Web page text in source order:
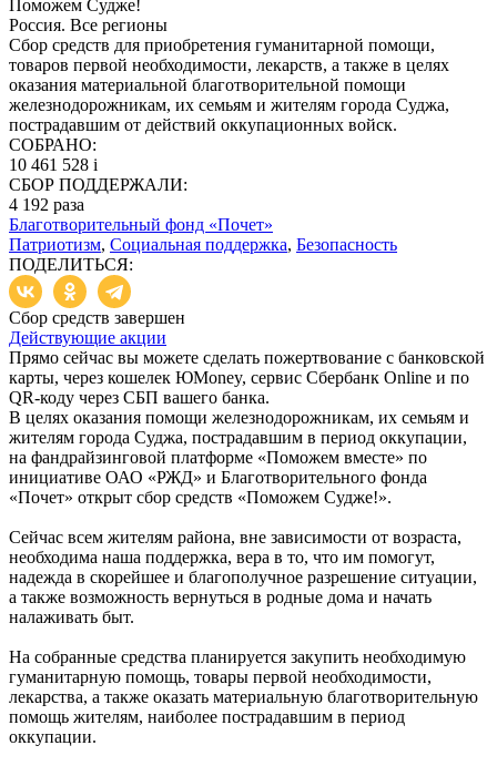
Поможем Судже!
Россия. Все регионы
Сбор средств для приобретения гуманитарной помощи,
товаров первой необходимости, лекарств, а также в целях
оказания материальной благотворительной помощи
железнодорожникам, их семьям и жителям города Суджа,
пострадавшим от действий оккупационных войск.
СОБРАНО:
10 461 528 i
СБОР ПОДДЕРЖАЛИ:
4 192 раза
Благотворительный фонд «Почет»
Патриотизм, Социальная поддержка, Безопасность
ПОДЕЛИТЬСЯ:
Сбор средств завершен
Действующие акции
Прямо сейчас вы можете сделать пожертвование с банковской
карты, через кошелек ЮMoney, сервис Сбербанк Online и по
QR-коду через СБП вашего банка.
В целях оказания помощи железнодорожникам, их семьям и
жителям города Суджа, пострадавшим в период оккупации,
на фандрайзинговой платформе «Поможем вместе» по
инициативе ОАО «РЖД» и Благотворительного фонда
«Почет» открыт сбор средств «Поможем Судже!».
Сейчас всем жителям района, вне зависимости от возраста,
необходима наша поддержка, вера в то, что им помогут,
надежда в скорейшее и благополучное разрешение ситуации,
а также возможность вернуться в родные дома и начать
налаживать быт.
На собранные средства планируется закупить необходимую
гуманитарную помощь, товары первой необходимости,
лекарства, а также оказать материальную благотворительную
помощь жителям, наиболее пострадавшим в период
оккупации.